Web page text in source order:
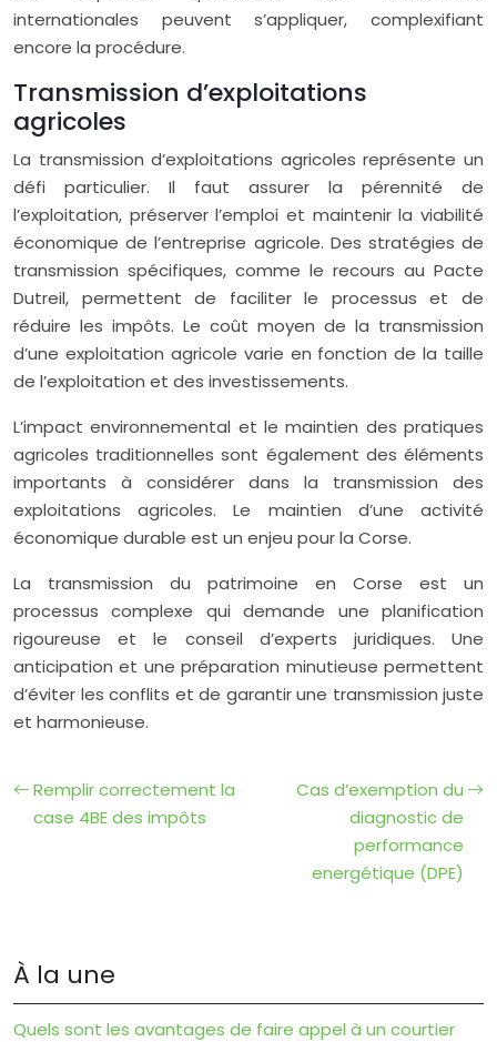
internationales peuvent s’appliquer, complexifiant
encore la procédure.
Transmission d’exploitations
agricoles
La transmission d’exploitations agricoles représente un
défi particulier. Il faut assurer la pérennité de
l’exploitation, préserver l’emploi et maintenir la viabilité
économique de l’entreprise agricole. Des stratégies de
transmission spécifiques, comme le recours au Pacte
Dutreil, permettent de faciliter le processus et de
réduire les impôts. Le coût moyen de la transmission
d’une exploitation agricole varie en fonction de la taille
de l’exploitation et des investissements.
L’impact environnemental et le maintien des pratiques
agricoles traditionnelles sont également des éléments
importants à considérer dans la transmission des
exploitations agricoles. Le maintien d’une activité
économique durable est un enjeu pour la Corse.
La transmission du patrimoine en Corse est un
processus complexe qui demande une planification
rigoureuse et le conseil d’experts juridiques. Une
anticipation et une préparation minutieuse permettent
d’éviter les conflits et de garantir une transmission juste
et harmonieuse.
Remplir correctement la
case 4BE des impôts
Cas d’exemption du
diagnostic de
performance
energétique (DPE)
À la une
Quels sont les avantages de faire appel à un courtier